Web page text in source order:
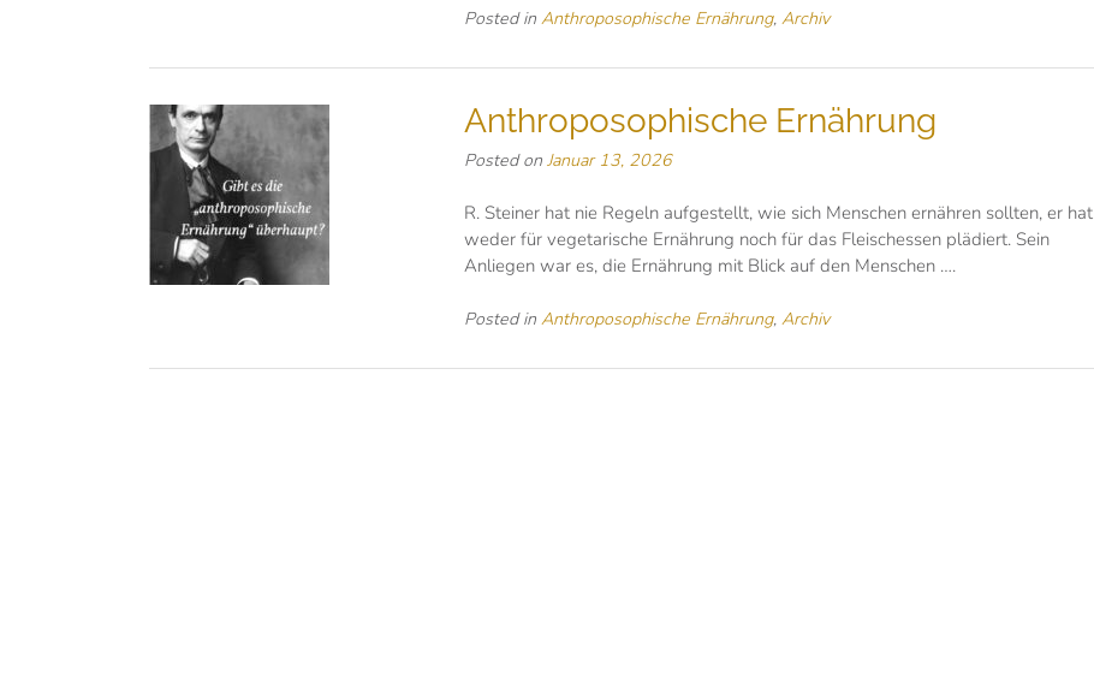
Posted in Anthroposophische Ernährung, Archiv
Anthroposophische Ernährung
Posted on Januar 13, 2026
R. Steiner hat nie Regeln aufgestellt, wie sich Menschen ernähren sollten, er hat
weder für vegetarische Ernährung noch für das Fleischessen plädiert. Sein
Anliegen war es, die Ernährung mit Blick auf den Menschen ….
Posted in Anthroposophische Ernährung, Archiv